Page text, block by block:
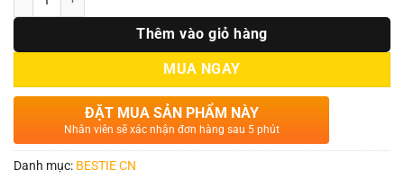
Thêm vào giỏ hàng
MUA NGAY
ĐẶT MUA SẢN PHẨM NÀY
Nhân viên sẽ xác nhận đơn hàng sau 5 phút
Danh mục: BESTIE CN